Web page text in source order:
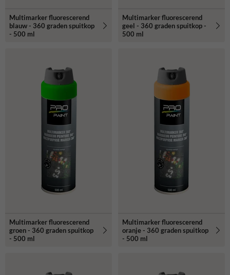
Multimarker fluorescerend
blauw - 360 graden spuitkop
- 500 ml
Multimarker fluorescerend
geel - 360 graden spuitkop -
500 ml
Multimarker fluorescerend
groen - 360 graden spuitkop
- 500 ml
Multimarker fluorescerend
oranje - 360 graden spuitkop
- 500 ml